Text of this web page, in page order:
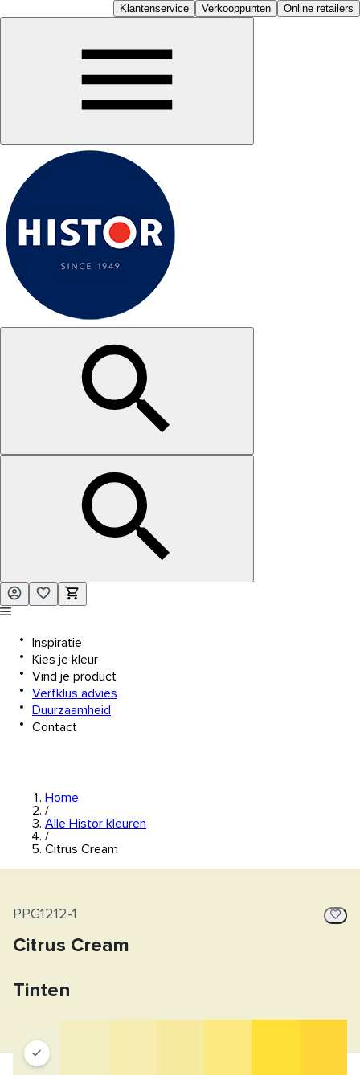
Klantenservice Verkooppunten Online retailers
Inspiratie
Kies je kleur
Vind je product
Verfklus advies
Duurzaamheid
Contact
Home
/
Alle Histor kleuren
/
Citrus Cream
PPG1212-1
Citrus Cream
Tinten